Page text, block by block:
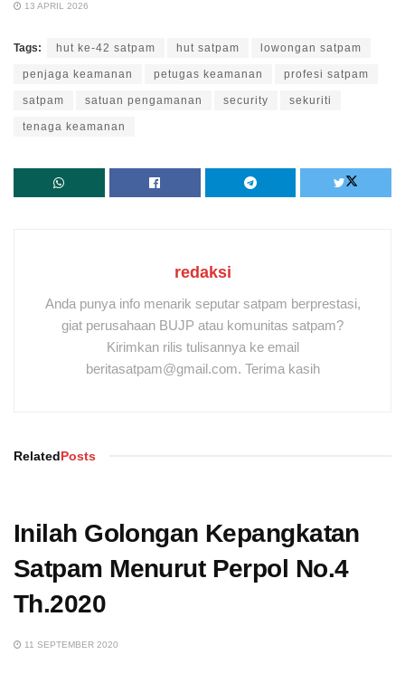
13 APRIL 2026
Tags: hut ke-42 satpam hut satpam lowongan satpam
penjaga keamanan petugas keamanan profesi satpam
satpam satuan pengamanan security sekuriti
tenaga keamanan
redaksi
Anda punya info menarik seputar satpam berprestasi,
giat perusahaan BUJP atau komunitas satpam?
Kirimkan rilis tulisannya ke email
beritasatpam@gmail.com. Terima kasih
RelatedPosts
Inilah Golongan Kepangkatan
Satpam Menurut Perpol No.4
Th.2020
11 SEPTEMBER 2020